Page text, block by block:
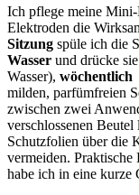
Ich ⁣pflege meine
Elektroden die
⁢Sitzung ​spüle ich die
Wasser und‍ drücke
Wasser),⁣ wöchentlich
milden, parfümfreien​
zwischen zwei⁢
verschlossenen
Schutzfolien über die
vermeiden. Praktische
‌habe ⁤ich in eine kurze